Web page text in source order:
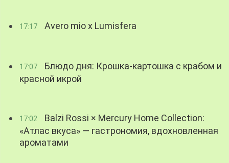
17:17 Avero mio x Lumisfera
17:07
Блюдо дня: Крошка-картошка с крабом и
красной икрой
17:02
Balzi Rossi × Mercury Home Collection:
«Атлас вкуса» — гастрономия, вдохновленная
ароматами